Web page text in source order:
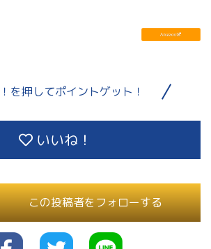
を押してポイントゲット！
いいね！
この投稿者をフォローする